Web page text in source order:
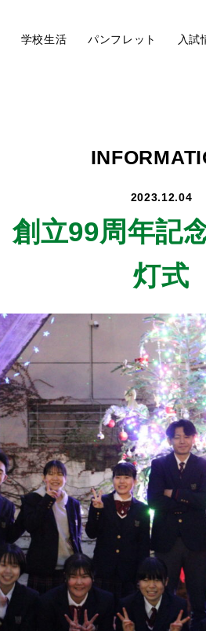
学校生活 パンフレット 入試
2023.12.04
創立99周年記
灯式